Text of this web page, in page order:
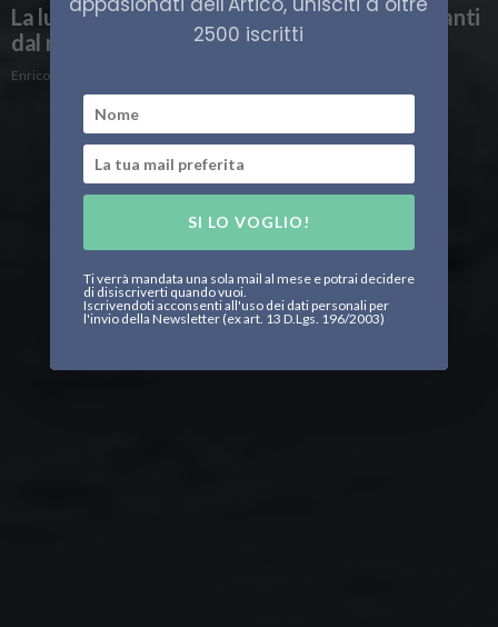
La lunga estate dell’Artico. Nuovi dati allarmanti
dal report di Copernicus
Enrico Peschiera
2500 iscritti
SI LO VOGLIO!
Ti verrà mandata una sola mail al mese e potrai decidere
di disiscriverti quando vuoi.
Iscrivendoti acconsenti all'uso dei dati personali per
l'invio della Newsletter (ex art. 13 D.Lgs. 196/2003)